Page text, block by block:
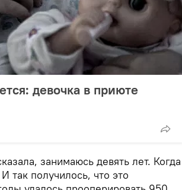
девочка в приюте
занимаюсь девять лет. Когда
так получилось, что это